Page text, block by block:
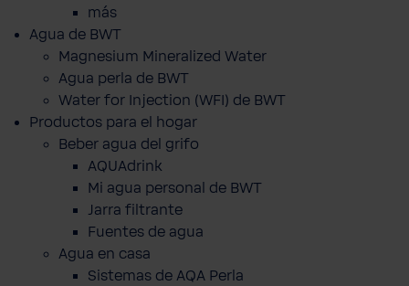
más
Agua de BWT
Magnesium Mineralized Water
Agua perla de BWT
Water for Injection (WFI) de BWT
Productos para el hogar
Beber agua del grifo
AQUAdrink
Mi agua personal de BWT
Jarra filtrante
Fuentes de agua
Agua en casa
Sistemas de AQA Perla